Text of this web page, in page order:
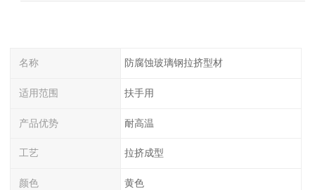
名称 防腐蚀玻璃钢拉挤型材
适用范围 扶手用
产品优势 耐高温
工艺 拉挤成型
颜色 黄色